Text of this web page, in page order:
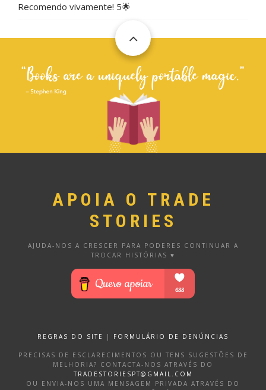
Recomendo vivamente! 5🌟
APOIA O TRADE
STORIES
AJUDA-NOS A CRESCER PARA PODERES CONTINUAR A
TROCAR HISTÓRIAS ♥
REGRAS DO SITE | FORMULÁRIO DE DENÚNCIAS
PRECISAS DE ESCLARECIMENTOS OU TENS SUGESTÕES DE
MELHORIA? CONTACTA-NOS ATRAVÉS DO
TRADESTORIESPT@GMAIL.COM
OU ENVIA-NOS UMA MENSAGEM PRIVADA ATRAVÉS DO